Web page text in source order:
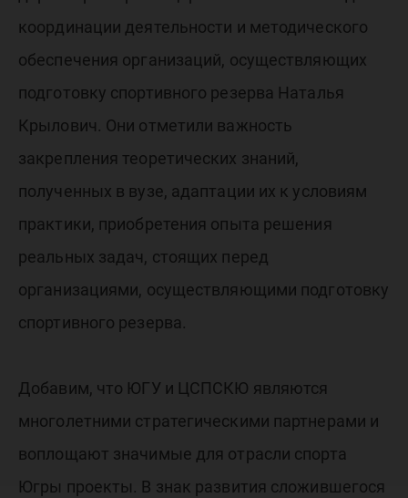
координации деятельности и методического
обеспечения организаций, осуществляющих
подготовку спортивного резерва Наталья
Крылович. Они отметили важность
закрепления теоретических знаний,
полученных в вузе, адаптации их к условиям
практики, приобретения опыта решения
реальных задач, стоящих перед
организациями, осуществляющими подготовку
спортивного резерва.
Добавим, что ЮГУ и ЦСПСКЮ являются
многолетними стратегическими партнерами и
воплощают значимые для отрасли спорта
Югры проекты. В знак развития сложившегося